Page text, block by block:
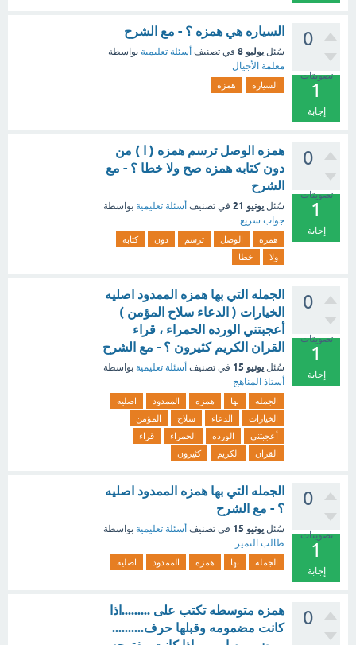
0
تصويتات
1
إجابة
السياره هي همزه ؟ - مع الشرح
سُئل يوليو 8 في تصنيف أسئلة تعليمية بواسطة
معلمة الأجيال
السياره همزه
0
تصويتات
1
إجابة
همزه الوصل ترسم همزه ( ا ) من
دون كتابه همزه صح ولا خطا ؟ - مع
الشرح
سُئل يونيو 21 في تصنيف أسئلة تعليمية بواسطة
جواب سريع
همزه الوصل ترسم دون
كتابه
ولا
خطا
0
تصويتات
1
إجابة
الجمله التي بها همزه الممدود اصليه
الخيارات ( الدعاء سلاح المؤمن )
أعجبتني الورده الحمراء ، قراء
القران الكريم كثيرون ؟ - مع الشرح
سُئل يونيو 15 في تصنيف أسئلة تعليمية بواسطة
أستاذ المناهج
الجمله بها همزه الممدود
اصليه
الخيارات
الدعاء سلاح
المؤمن
أعجبتني
الورده الحمراء
قراء
القران
الكريم كثيرون
0
تصويتات
1
إجابة
الجمله التي بها همزه الممدود اصليه
؟ - مع الشرح
سُئل يونيو 15 في تصنيف أسئلة تعليمية بواسطة
طالب التميز
الجمله بها همزه الممدود اصليه
0
همزه متوسطه تكتب على .........اذا
كانت مضمومه وقبلها حرف..........